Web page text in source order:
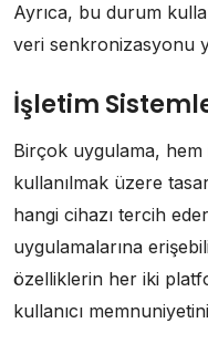
Ayrıca, bu durum
veri senkronizasyonu
İşletim
Birçok uygulama,
kullanılmak üzere
hangi cihazı tercih
uygulamalarına
özelliklerin her iki
kullanıcı